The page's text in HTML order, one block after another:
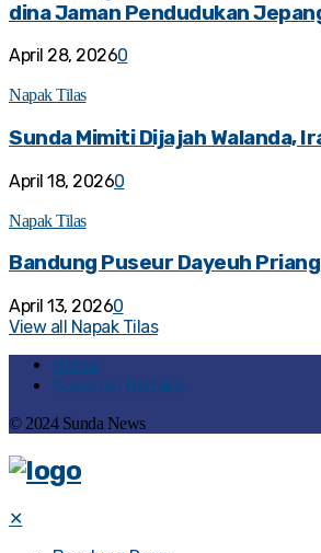
dina Jaman Pendudukan
April 28, 20260
Napak Tilas
Sunda Mimiti Dijajah Walanda,
April 18, 20260
Napak Tilas
Bandung Puseur Dayeuh
April 13, 20260
View all Napak Tilas
Home
Susunan Redaksi
© 2024 Sunda News
✕